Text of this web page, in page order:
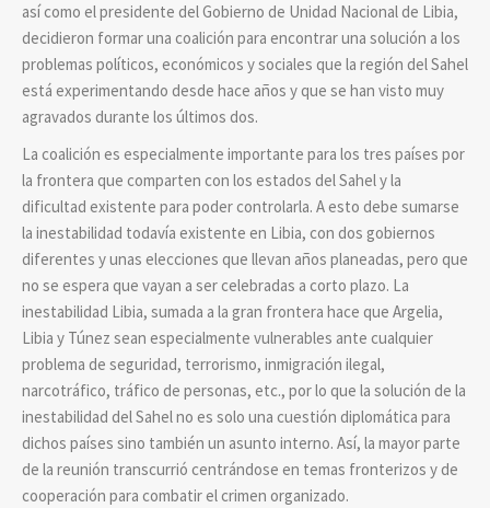
así como el presidente del Gobierno de Unidad Nacional de Libia,
decidieron formar una coalición para encontrar una solución a los
problemas políticos, económicos y sociales que la región del Sahel
está experimentando desde hace años y que se han visto muy
agravados durante los últimos dos.
La coalición es especialmente importante para los tres países por
la frontera que comparten con los estados del Sahel y la
dificultad existente para poder controlarla. A esto debe sumarse
la inestabilidad todavía existente en Libia, con dos gobiernos
diferentes y unas elecciones que llevan años planeadas, pero que
no se espera que vayan a ser celebradas a corto plazo. La
inestabilidad Libia, sumada a la gran frontera hace que Argelia,
Libia y Túnez sean especialmente vulnerables ante cualquier
problema de seguridad, terrorismo, inmigración ilegal,
narcotráfico, tráfico de personas, etc., por lo que la solución de la
inestabilidad del Sahel no es solo una cuestión diplomática para
dichos países sino también un asunto interno. Así, la mayor parte
de la reunión transcurrió centrándose en temas fronterizos y de
cooperación para combatir el crimen organizado.